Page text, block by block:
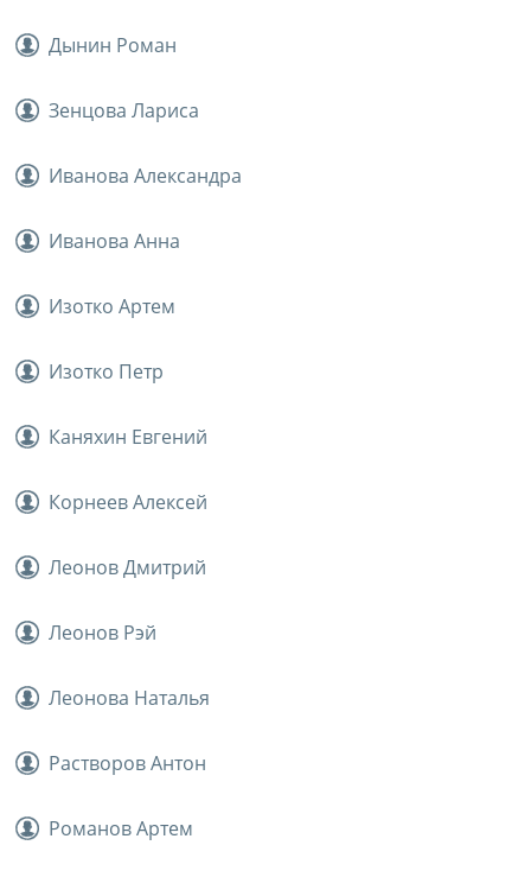
Дынин Роман
Зенцова Лариса
Иванова Александра
Иванова Анна
Изотко Артем
Изотко Петр
Каняхин Евгений
Корнеев Алексей
Леонов Дмитрий
Леонов Рэй
Леонова Наталья
Растворов Антон
Романов Артем